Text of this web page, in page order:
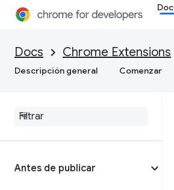
Docs Chrome Extensions
Descripción general Comenzar
Antes de publicar